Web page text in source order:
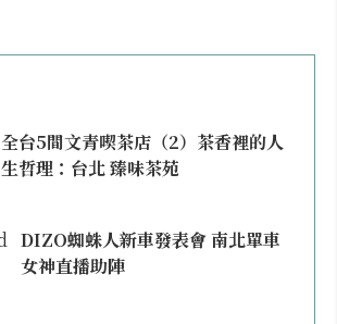
全台5間文青喫茶店（2）茶香裡的人
生哲理：台北 臻味茶苑
DIZO蜘蛛人新車發表會 南北單車
女神直播助陣